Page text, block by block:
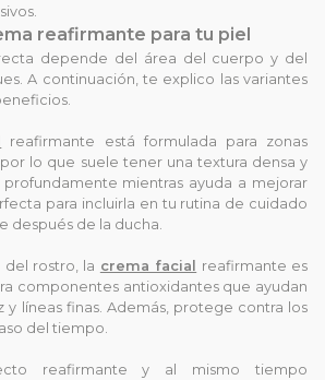
reafirmante para tu piel
depende del área del cuerpo y del
A continuación, te explico las variantes
reafirmante está formulada para zonas
lo que suele tener una textura densa y
mientras ayuda a mejorar
para incluirla en tu rutina de cuidado
después de la ducha.
del rostro, la crema facial
reafirmante es
componentes antioxidantes que ayudan
y líneas finas. Además, protege contra los
del tiempo.
reafirmante y al mismo tiempo